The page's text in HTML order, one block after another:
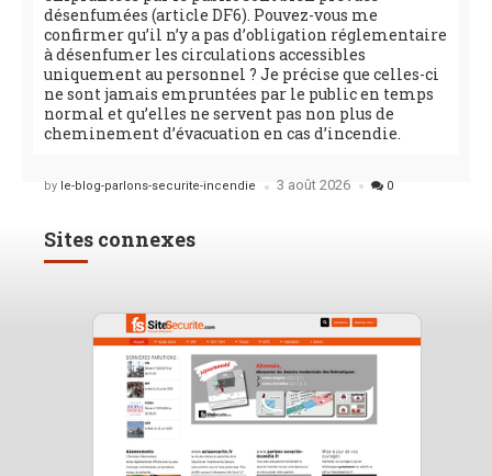
désenfumées (article DF6). Pouvez-vous me
confirmer qu’il n’y a pas d’obligation réglementaire
à désenfumer les circulations accessibles
uniquement au personnel ? Je précise que celles-ci
ne sont jamais empruntées par le public en temps
normal et qu’elles ne servent pas non plus de
cheminement d’évacuation en cas d’incendie.
Posted
by le-blog-parlons-securite-incendie 3 août 2026 0
Sites connexes